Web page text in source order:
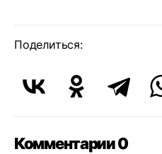
Поделиться:
Комментарии 0